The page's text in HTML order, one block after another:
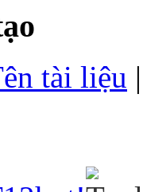
tài liệu